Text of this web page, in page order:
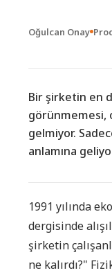
Oğulcan Onay
Bir şirketin en
görünmemesi,
gelmiyor.
anlamına
1991 yılında
dergisinde
şirketin
ne kalırdı?"